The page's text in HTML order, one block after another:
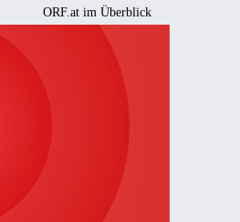
ORF.at im Überblick